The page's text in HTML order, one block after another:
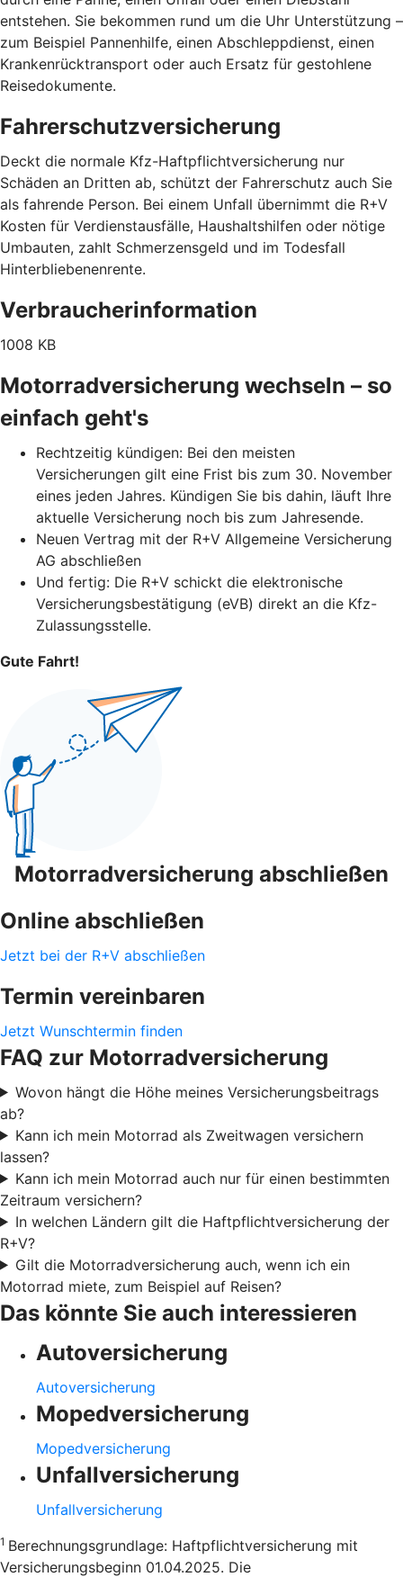
entstehen. Sie bekommen rund um die Uhr Unterstützung –
zum Beispiel Pannenhilfe, einen Abschleppdienst, einen
Krankenrücktransport oder auch Ersatz für gestohlene
Reisedokumente.
Fahrerschutzversicherung
Deckt die normale Kfz-Haftpflichtversicherung nur
Schäden an Dritten ab, schützt der Fahrerschutz auch Sie
als fahrende Person. Bei einem Unfall übernimmt die R+V
Kosten für Verdienstausfälle, Haushaltshilfen oder nötige
Umbauten, zahlt Schmerzensgeld und im Todesfall
Hinterbliebenenrente.
Verbraucherinformation
1008 KB
Motorradversicherung wechseln – so
einfach geht's
Rechtzeitig kündigen: Bei den meisten
Versicherungen gilt eine Frist bis zum 30. November
eines jeden Jahres. Kündigen Sie bis dahin, läuft Ihre
aktuelle Versicherung noch bis zum Jahresende.
Neuen Vertrag mit der R+V Allgemeine Versicherung
AG abschließen
Und fertig: Die R+V schickt die elektronische
Versicherungsbestätigung (eVB) direkt an die Kfz-
Zulassungsstelle.
Gute Fahrt!
Motorradversicherung abschließen
Online abschließen
Jetzt bei der R+V abschließen
Termin vereinbaren
Jetzt Wunschtermin finden
FAQ zur Motorradversicherung
Wovon hängt die Höhe meines Versicherungsbeitrags
ab?
Kann ich mein Motorrad als Zweitwagen versichern
lassen?
Kann ich mein Motorrad auch nur für einen bestimmten
Zeitraum versichern?
In welchen Ländern gilt die Haftpflichtversicherung der
R+V?
Gilt die Motorradversicherung auch, wenn ich ein
Motorrad miete, zum Beispiel auf Reisen?
Das könnte Sie auch interessieren
Autoversicherung
Autoversicherung
Mopedversicherung
Mopedversicherung
Unfallversicherung
Unfallversicherung
1 Berechnungsgrundlage: Haftpflichtversicherung mit
Versicherungsbeginn 01.04.2025. Die